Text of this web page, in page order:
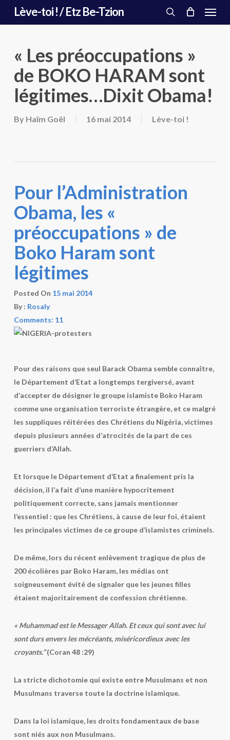
Lève-toi ! / Etz Be-Tzion
search
Menu
« Les préoccupations »
de BOKO HARAM sont
légitimes…Dixit Obama!
By Haïm Goël 16 mai 2014 Lève-toi !
Pour l’Administration
Obama, les «
préoccupations » de
Boko Haram sont
légitimes
Posted On 15 mai 2014
By : Rosaly
Comments: 11
Pour des raisons que seul Barack Obama semble connaître,
le Département d’Etat a longtemps tergiversé, avant
d’accepter de désigner le groupe islamiste Boko Haram
comme une organisation terroriste étrangère, et ce malgré
les suppliques réitérées des Chrétiens du Nigéria, victimes
depuis plusieurs années d’atrocités de la part de ces
guerriers d’Allah.
Et lorsque le Département d’Etat a finalement pris la
décision, il l’a fait d’une manière hypocritement
politiquement correcte, sans jamais mentionner
l’essentiel : que les Chrétiens, à cause de leur foi, étaient
les principales victimes de ce groupe d’islamistes criminels.
De même, lors du récent enlèvement tragique de plus de
200 écolières par Boko Haram, les médias ont
soigneusement évité de signaler que les jeunes filles
étaient majoritairement de confession chrétienne.
« Muhammad est le Messager Allah. Et ceux qui sont avec lui
sont durs envers les mécréants, miséricordieux avec les
croyants.”(Coran 48 :29)
La stricte dichotomie qui existe entre Musulmans et non
Musulmans traverse toute la doctrine islamique.
Dans la loi islamique, les droits fondamentaux de base
sont niés aux non Musulmans.